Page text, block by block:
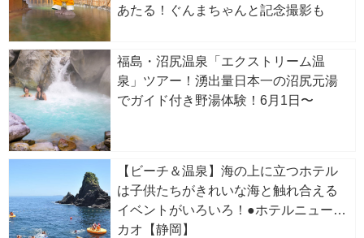
あたる！ぐんまちゃんと記念撮影も
福島・沼尻温泉「エクストリーム温
泉」ツアー！湧出量日本一の沼尻元湯
でガイド付き野湯体験！6月1日〜
【ビーチ＆温泉】海の上に立つホテル
は子供たちがきれいな海と触れ合える
イベントがいろいろ！●ホテルニューア
カオ【静岡】